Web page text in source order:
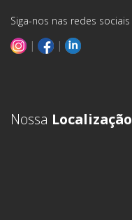
Siga-nos nas redes sociais
|
|
Nossa Localização